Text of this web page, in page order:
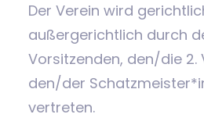
Der Verein wird
außergerichtlich durch
Vorsitzenden, den/die 2.
den/der
vertreten.